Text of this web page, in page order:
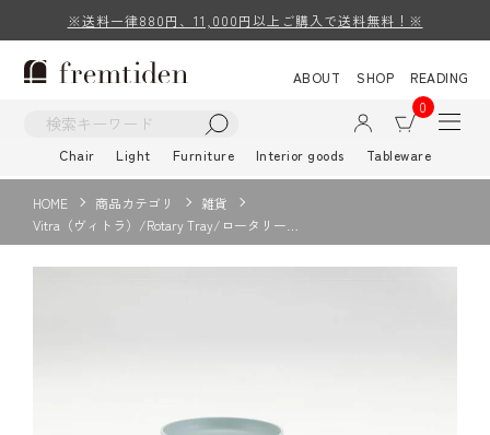
※送料一律880円、11,000円以上ご購入で送料無料！※
ABOUT SHOP
READING
0
Chair Light Furniture Interior goods Tableware
HOME 商品カテゴリ
雑貨
Vitra（ヴィトラ）/Rotary Tray/ロータリー…